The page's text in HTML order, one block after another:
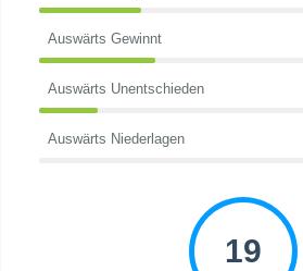
Auswärts Gewinnt
Auswärts Unentschieden
Auswärts Niederlagen
19